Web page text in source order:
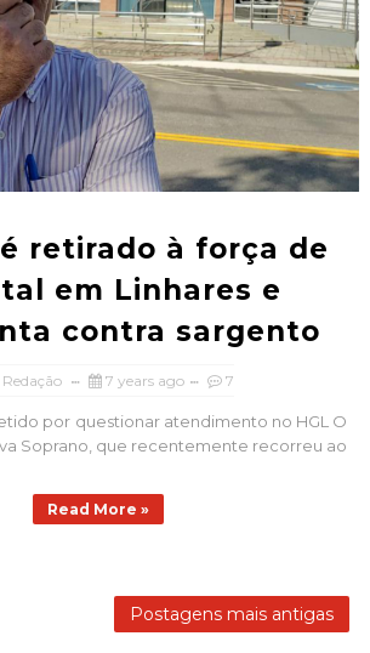
retirado à força de
em Linhares e
contra sargento
7 years ago 7
por questionar atendimento no HGL O
Soprano, que recentemente recorreu ao
Read More »
Postagens mais antigas